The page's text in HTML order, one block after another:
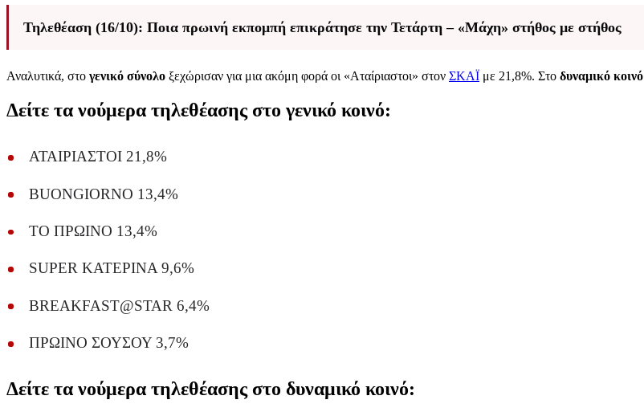
Τηλεθέαση (16/10): Ποια πρωινή εκπομπή επικράτησε την Τετάρτη – «Μάχη» στήθος με στήθος
Αναλυτικά, στο γενικό σύνολο ξεχώρισαν για μια ακόμη φορά οι «Αταίριαστοι» στον ΣΚΑΪ με 21,8%. Στο δυναμικό κοινό
Δείτε τα νούμερα τηλεθέασης στο γενικό κοινό:
ΑΤΑΙΡΙΑΣΤΟΙ 21,8%
BUONGIORNO 13,4%
ΤΟ ΠΡΩΙΝΟ 13,4%
SUPER ΚΑΤΕΡΙΝΑ 9,6%
BREAKFAST@STAR 6,4%
ΠΡΩΙΝΟ ΣΟΥΣΟΥ 3,7%
Δείτε τα νούμερα τηλεθέασης στο δυναμικό κοινό: